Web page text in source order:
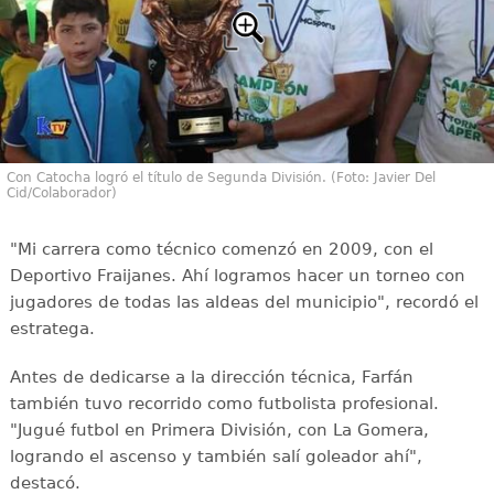
Con Catocha logró el título de Segunda División. (Foto: Javier Del
Cid/Colaborador)
"Mi carrera como técnico comenzó en 2009, con el
Deportivo Fraijanes. Ahí logramos hacer un torneo con
jugadores de todas las aldeas del municipio", recordó el
estratega.
Antes de dedicarse a la dirección técnica, Farfán
también tuvo recorrido como futbolista profesional.
"Jugué futbol en Primera División, con La Gomera,
logrando el ascenso y también salí goleador ahí",
destacó.